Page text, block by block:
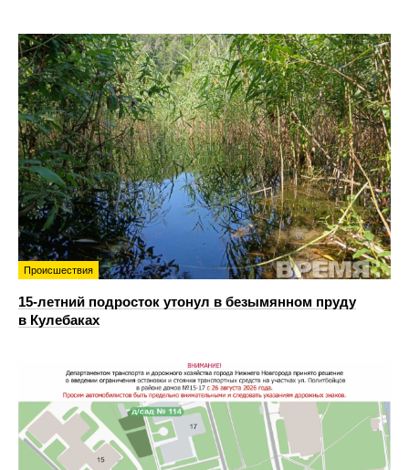
Происшествия
15-летний подросток утонул в безымянном пруду
в Кулебаках